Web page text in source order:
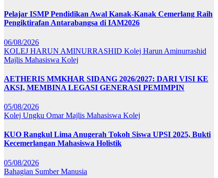
Pelajar ISMP Pendidikan Awal Kanak-Kanak Cemerlang Raih
Pengiktirafan Antarabangsa di IAM2026
06/08/2026
KOLEJ HARUN AMINURRASHID Kolej Harun Aminurrashid
Majlis Mahasiswa Kolej
AETHERIS MMKHAR SIDANG 2026/2027: DARI VISI KE
AKSI, MEMBINA LEGASI GENERASI PEMIMPIN
05/08/2026
Kolej Ungku OmarMajlis Mahasiswa Kolej
KUO Rangkul Lima Anugerah Tokoh Siswa UPSI 2025, Bukti
Kecemerlangan Mahasiswa Holistik
05/08/2026
Bahagian Sumber Manusia